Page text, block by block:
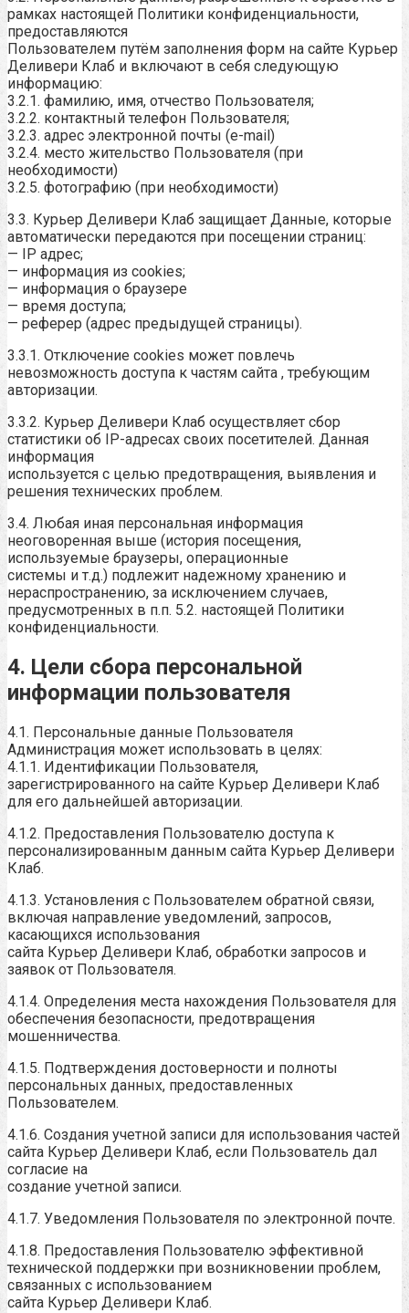
рамках настоящей Политики конфиденциальности,
предоставляются
Пользователем путём заполнения форм на сайте Курьер
Деливери Клаб и включают в себя следующую
информацию:
3.2.1. фамилию, имя, отчество Пользователя;
3.2.2. контактный телефон Пользователя;
3.2.3. адрес электронной почты (e-mail)
3.2.4. место жительство Пользователя (при
необходимости)
3.2.5. фотографию (при необходимости)
3.3. Курьер Деливери Клаб защищает Данные, которые
автоматически передаются при посещении страниц:
— IP адрес;
— информация из cookies;
— информация о браузере
— время доступа;
— реферер (адрес предыдущей страницы).
3.3.1. Отключение cookies может повлечь
невозможность доступа к частям сайта , требующим
авторизации.
3.3.2. Курьер Деливери Клаб осуществляет сбор
статистики об IP-адресах своих посетителей. Данная
информация
используется с целью предотвращения, выявления и
решения технических проблем.
3.4. Любая иная персональная информация
неоговоренная выше (история посещения,
используемые браузеры, операционные
системы и т.д.) подлежит надежному хранению и
нераспространению, за исключением случаев,
предусмотренных в п.п. 5.2. настоящей Политики
конфиденциальности.
4. Цели сбора персональной
информации пользователя
4.1. Персональные данные Пользователя
Администрация может использовать в целях:
4.1.1. Идентификации Пользователя,
зарегистрированного на сайте Курьер Деливери Клаб
для его дальнейшей авторизации.
4.1.2. Предоставления Пользователю доступа к
персонализированным данным сайта Курьер Деливери
Клаб.
4.1.3. Установления с Пользователем обратной связи,
включая направление уведомлений, запросов,
касающихся использования
сайта Курьер Деливери Клаб, обработки запросов и
заявок от Пользователя.
4.1.4. Определения места нахождения Пользователя для
обеспечения безопасности, предотвращения
мошенничества.
4.1.5. Подтверждения достоверности и полноты
персональных данных, предоставленных
Пользователем.
4.1.6. Создания учетной записи для использования частей
сайта Курьер Деливери Клаб, если Пользователь дал
согласие на
создание учетной записи.
4.1.7. Уведомления Пользователя по электронной почте.
4.1.8. Предоставления Пользователю эффективной
технической поддержки при возникновении проблем,
связанных с использованием
сайта Курьер Деливери Клаб.